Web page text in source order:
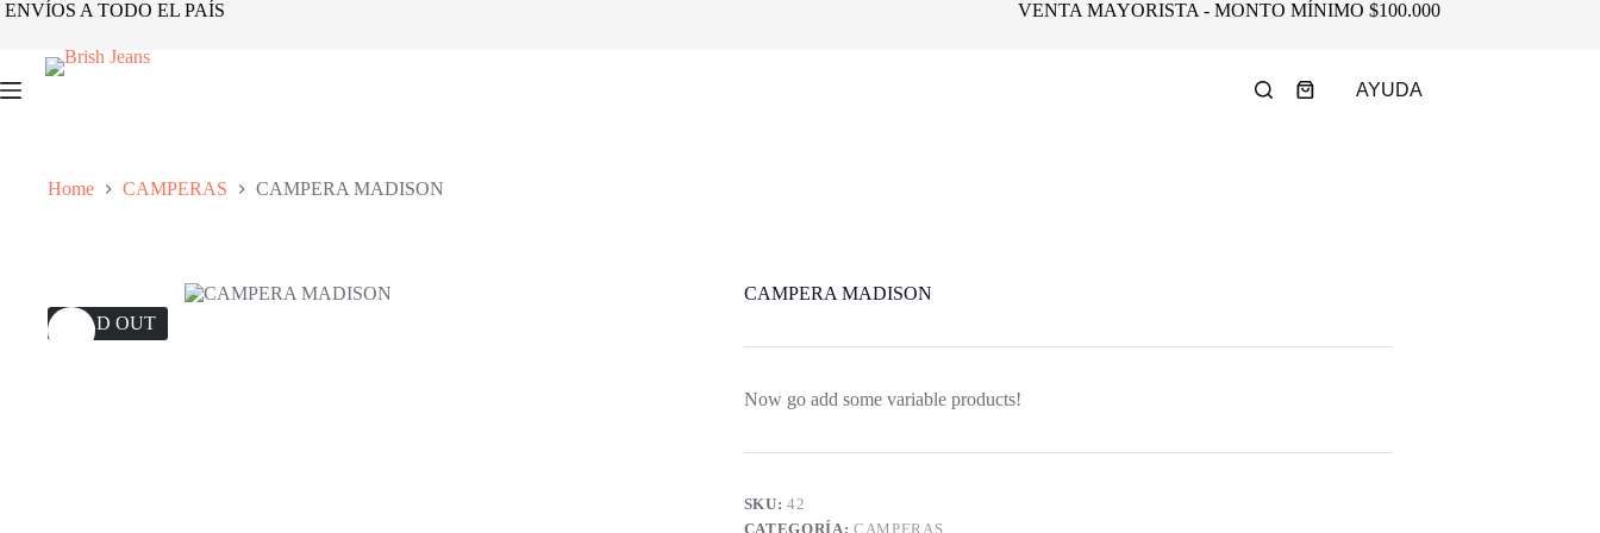
Skip
ENVÍOS A TODO EL PAÍS VENTA MAYORISTA - MONTO MÍNIMO $100.000
ShoppingAYUDA
Home CAMPERAS CAMPERA MADISON
SOLD OUT
CAMPERA MADISON
Now go add some variable products!
SKU:42
CATEGORÍA: CAMPERAS